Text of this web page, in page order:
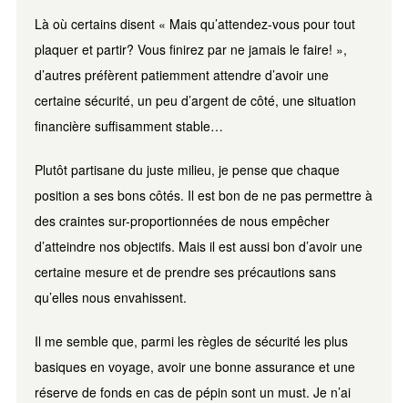
Là où certains disent « Mais qu’attendez-vous pour tout
plaquer et partir? Vous finirez par ne jamais le faire! »,
d’autres préfèrent patiemment attendre d’avoir une
certaine sécurité, un peu d’argent de côté, une situation
financière suffisamment stable…
Plutôt partisane du juste milieu, je pense que chaque
position a ses bons côtés. Il est bon de ne pas permettre à
des craintes sur-proportionnées de nous empêcher
d’atteindre nos objectifs. Mais il est aussi bon d’avoir une
certaine mesure et de prendre ses précautions sans
qu’elles nous envahissent.
Il me semble que, parmi les règles de sécurité les plus
basiques en voyage, avoir une bonne assurance et une
réserve de fonds en cas de pépin sont un must. Je n’ai